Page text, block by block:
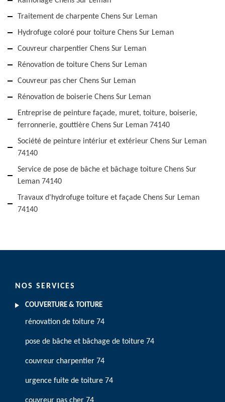
Traitement de charpente Chens Sur Leman
Hydrofuge coloré pour toiture Chens Sur Leman
Couvreur charpentier Chens Sur Leman
Rénovation de toiture Chens Sur Leman
Couvreur pas cher Chens Sur Leman
Rénovation de boiserie Chens Sur Leman
Entreprise de peinture façade, muret, toiture, boiserie,
ferronnerie, gouttière Chens Sur Leman 74140
Société de peinture intériur et extérieur Chens Sur Leman
74140
Service de pose de bâche et bâchage toiture Chens Sur
Leman 74140
Travaux d'hydrofuge toiture et façade Chens Sur Leman
74140
NOS SERVICES
COUVERTURE & TOITURE
rénovation de toiture 74
pose de bâche et bâchage de toiture 74
couvreur charpentier 74
urgence fuite de toiture 74